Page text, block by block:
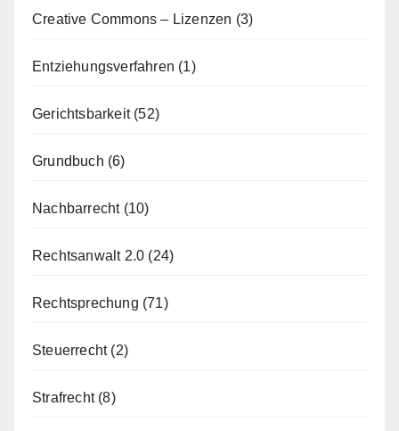
Creative Commons – Lizenzen (3)
Entziehungsverfahren (1)
Gerichtsbarkeit(52)
Grundbuch (6)
Nachbarrecht(10)
Rechtsanwalt 2.0 (24)
Rechtsprechung (71)
Steuerrecht(2)
Strafrecht(8)